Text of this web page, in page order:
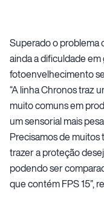
Superado o problema
ainda a dificuldade
fotoenvelhecimento
“A linha Chronos traz
muito comuns em
um sensorial mais
Precisamos de
trazer a proteção
podendo ser
que contém FPS 15”,